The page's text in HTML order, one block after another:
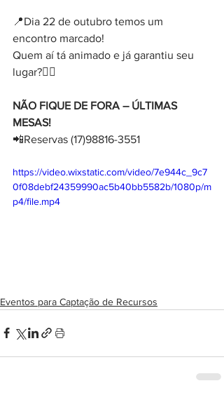
📍Dia 22 de outubro temos um
encontro marcado!
Quem aí tá animado e já garantiu seu
lugar?🙋‍♂️
NÃO FIQUE DE FORA – ÚLTIMAS
MESAS!
📲Reservas (17)98816-3551
https://video.wixstatic.com/video/7e944c_9c7
0f08debf24359990ac5b40bb5582b/1080p/m
p4/file.mp4
Eventos para Captação de Recursos